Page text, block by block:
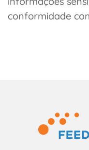
conformidade